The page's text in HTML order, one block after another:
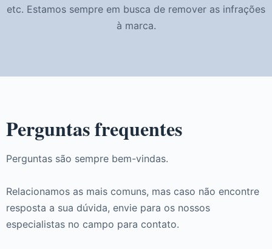
etc. Estamos sempre em busca de remover as infrações
à marca.
Perguntas frequentes
Perguntas são sempre bem-vindas.
Relacionamos as mais comuns, mas caso não encontre
resposta a sua dúvida, envie para os nossos
especialistas no campo para contato.